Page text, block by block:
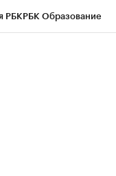
РБКРБК Образование